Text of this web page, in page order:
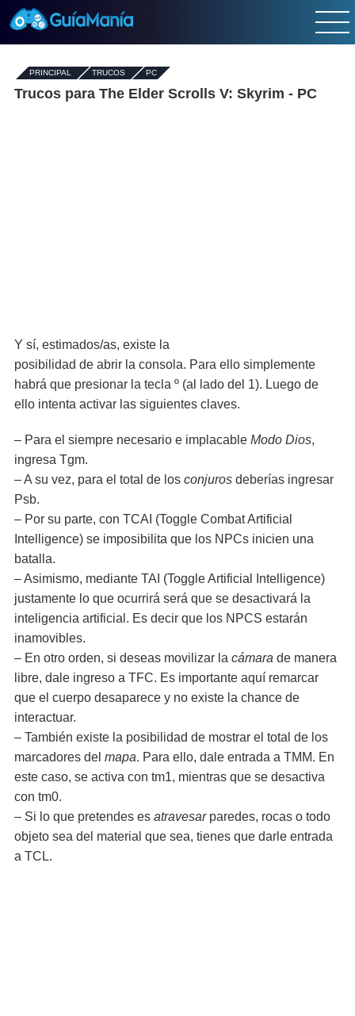
PRINCIPAL - TRUCOS- PC
Trucos para The Elder Scrolls V: Skyrim - PC
Y sí, estimados/as, existe la
posibilidad de abrir la consola. Para ello simplemente
habrá que presionar la tecla º (al lado del 1). Luego de
ello intenta activar las siguientes claves.
– Para el siempre necesario e implacable Modo Dios,
ingresa Tgm.
– A su vez, para el total de los conjuros deberías ingresar
Psb.
– Por su parte, con TCAI (Toggle Combat Artificial
Intelligence) se imposibilita que los NPCs inicien una
batalla.
– Asimismo, mediante TAI (Toggle Artificial Intelligence)
justamente lo que ocurrirá será que se desactivará la
inteligencia artificial. Es decir que los NPCS estarán
inamovibles.
– En otro orden, si deseas movilizar la cámara de manera
libre, dale ingreso a TFC. Es importante aquí remarcar
que el cuerpo desaparece y no existe la chance de
interactuar.
– También existe la posibilidad de mostrar el total de los
marcadores del mapa. Para ello, dale entrada a TMM. En
este caso, se activa con tm1, mientras que se desactiva
con tm0.
– Si lo que pretendes es atravesarparedes, rocas o todo
objeto sea del material que sea, tienes que darle entrada
a TCL.